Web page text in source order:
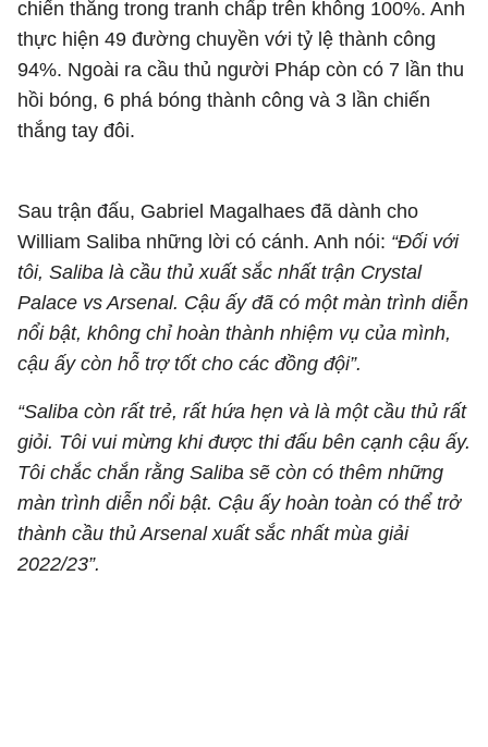
chiến thắng trong tranh chấp trên không 100%. Anh
thực hiện 49 đường chuyền với tỷ lệ thành công
94%. Ngoài ra cầu thủ người Pháp còn có 7 lần thu
hồi bóng, 6 phá bóng thành công và 3 lần chiến
thắng tay đôi.
Sau trận đấu, Gabriel Magalhaes đã dành cho
William Saliba những lời có cánh. Anh nói: “Đối với
tôi, Saliba là cầu thủ xuất sắc nhất trận Crystal
Palace vs Arsenal. Cậu ấy đã có một màn trình diễn
nổi bật, không chỉ hoàn thành nhiệm vụ của mình,
cậu ấy còn hỗ trợ tốt cho các đồng đội”.
“Saliba còn rất trẻ, rất hứa hẹn và là một cầu thủ rất
giỏi. Tôi vui mừng khi được thi đấu bên cạnh cậu ấy.
Tôi chắc chắn rằng Saliba sẽ còn có thêm những
màn trình diễn nổi bật. Cậu ấy hoàn toàn có thể trở
thành cầu thủ Arsenal xuất sắc nhất mùa giải
2022/23”.